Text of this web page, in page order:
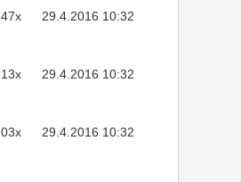
29.4.2016 10:32
29.4.2016 10:32
29.4.2016 10:32